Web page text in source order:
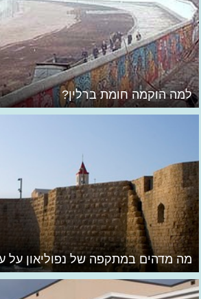
למה הוקמה חומת ברלין?
מה מדהים במתקפה של נפוליאון על